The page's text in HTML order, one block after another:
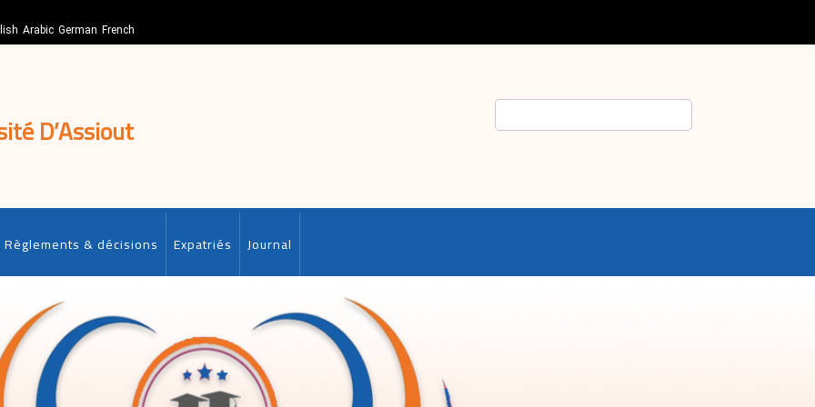
Arabic German French
D’Assiout
Règlements & décisions Expatriés Journal